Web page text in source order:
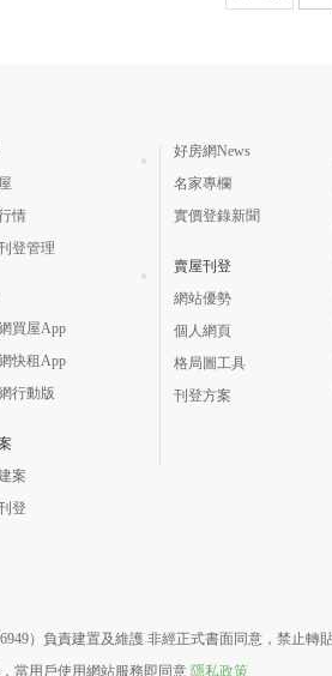
情
登管理
買屋App
快租App
行動版
案
登
好房網News
名家專欄
實價登錄新聞
賣屋刊登
網站優勢
個人網頁
格局圖工具
刊登方案
）負責建置及維護 非經正式書面同意，禁止轉
當用戶使用網站服務即同意 隱私政策